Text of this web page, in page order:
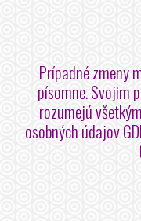
Prípadné zmeny
písomne. Svojim
rozumejú
osobných údajov